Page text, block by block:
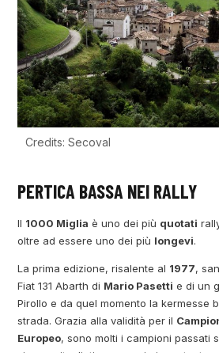
Credits: Secoval
PERTICA BASSA NEI RALLY
Il 1000 Miglia è uno dei più quotati
oltre ad essere uno dei più longevi.
La prima edizione, risalente al 1977,
Fiat 131 Abarth di Mario Pasetti e di un
Pirollo e da quel momento la kermesse
strada. Grazia alla validità per il
Europeo, sono molti i campioni passati